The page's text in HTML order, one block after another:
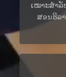
ເໝາະສໍາລັ
ສອນຮິລ